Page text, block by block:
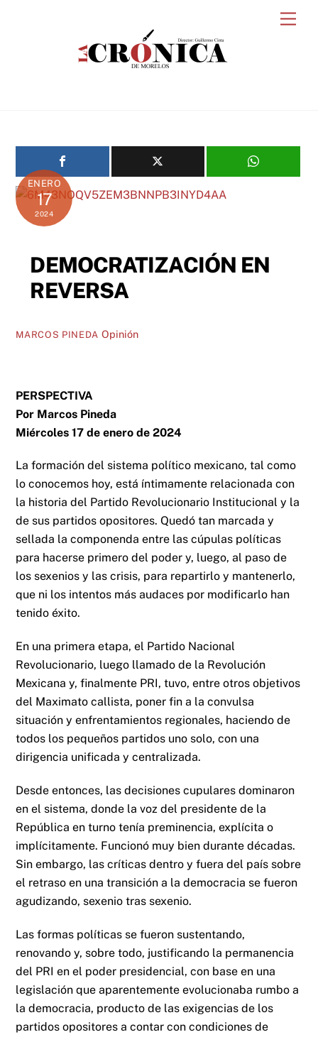
ENERO
17
2024
DEMOCRATIZACIÓN EN
REVERSA
MARCOS PINEDA Opinión
PERSPECTIVA
Por Marcos Pineda
Miércoles 17 de enero de 2024
La formación del sistema político mexicano, tal como
lo conocemos hoy, está íntimamente relacionada con
la historia del Partido Revolucionario Institucional y la
de sus partidos opositores. Quedó tan marcada y
sellada la componenda entre las cúpulas políticas
para hacerse primero del poder y, luego, al paso de
los sexenios y las crisis, para repartirlo y mantenerlo,
que ni los intentos más audaces por modificarlo han
tenido éxito.
En una primera etapa, el Partido Nacional
Revolucionario, luego llamado de la Revolución
Mexicana y, finalmente PRI, tuvo, entre otros objetivos
del Maximato callista, poner fin a la convulsa
situación y enfrentamientos regionales, haciendo de
todos los pequeños partidos uno solo, con una
dirigencia unificada y centralizada.
Desde entonces, las decisiones cupulares dominaron
en el sistema, donde la voz del presidente de la
República en turno tenía preminencia, explícita o
implícitamente. Funcionó muy bien durante décadas.
Sin embargo, las críticas dentro y fuera del país sobre
el retraso en una transición a la democracia se fueron
agudizando, sexenio tras sexenio.
Las formas políticas se fueron sustentando,
renovando y, sobre todo, justificando la permanencia
del PRI en el poder presidencial, con base en una
legislación que aparentemente evolucionaba rumbo a
la democracia, producto de las exigencias de los
partidos opositores a contar con condiciones de